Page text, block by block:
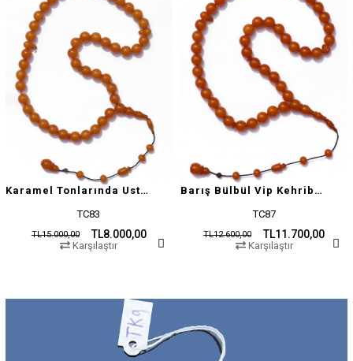
Karamel Tonlarında Usta İşçilikli Tesbih
TC83
TL8.000,00
TL15.000,00
Karşılaştır
Barış Bülbül Vip Kehribar Tesbih
TC87
TL11.700,00
TL12.600,00
Karşılaştır